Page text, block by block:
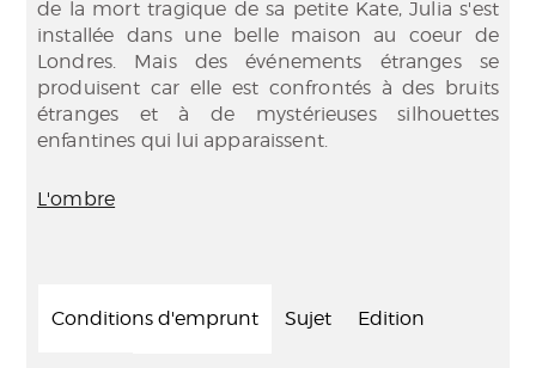
de la mort tragique de sa petite Kate, Julia s'est
installée dans une belle maison au coeur de
Londres. Mais des événements étranges se
produisent car elle est confrontés à des bruits
étranges et à de mystérieuses silhouettes
enfantines qui lui apparaissent.
L'ombre
Conditions d'emprunt Sujet Edition